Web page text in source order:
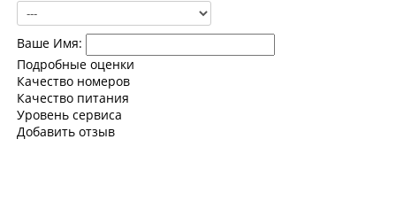
Ваше Имя:
Подробные оценки
Качество номеров
Качество питания
Уровень сервиса
Добавить отзыв